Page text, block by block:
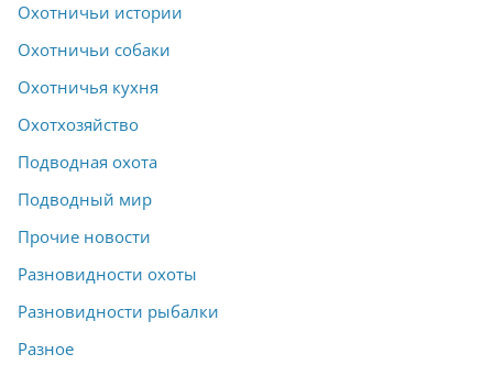
Охотничьи истории
Охотничьи собаки
Охотничья кухня
Охотхозяйство
Подводная охота
Подводный мир
Прочие новости
Разновидности охоты
Разновидности рыбалки
Разное